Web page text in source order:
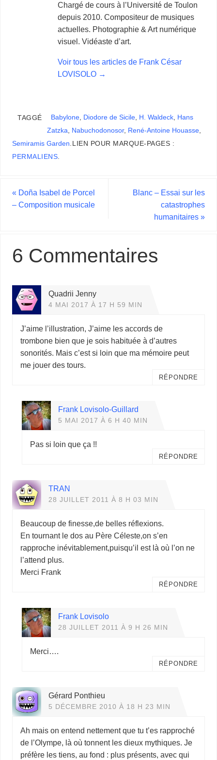
Chargé de cours à l’Université de Toulon
depuis 2010. Compositeur de musiques
actuelles. Photographie & Art numérique
visuel. Vidéaste d’art.
Voir tous les articles de Frank César
LOVISOLO →
TAGGÉ Babylone, Diodore de Sicile, H. Waldeck, Hans
Zatzka, Nabuchodonosor, René-Antoine Houasse,
Semiramis Garden. LIEN POUR MARQUE-PAGES :
PERMALIENS.
« Doña Isabel de Porcel
– Composition musicale
Blanc – Essai sur les
catastrophes
humanitaires »
6 Commentaires
Quadrii Jenny
4 MAI 2017 À 17 H 59 MIN
J’aime l’illustration, J’aime les accords de
trombone bien que je sois habituée à d’autres
sonorités. Mais c’est si loin que ma mémoire peut
me jouer des tours.
RÉPONDRE
Frank Lovisolo-Guillard
5 MAI 2017 À 6 H 40 MIN
Pas si loin que ça !!
RÉPONDRE
TRAN
28 JUILLET 2011 À 8 H 03 MIN
Beaucoup de finesse,de belles réflexions.
En tournant le dos au Père Céleste,on s’en
rapproche inévitablement,puisqu’il est là où l’on ne
l’attend plus.
Merci Frank
RÉPONDRE
Frank Lovisolo
28 JUILLET 2011 À 9 H 26 MIN
Merci….
RÉPONDRE
Gérard Ponthieu
5 DÉCEMBRE 2010 À 18 H 23 MIN
Ah mais on entend nettement que tu t’es rapproché
de l’Olympe, là où tonnent les dieux mythiques. Je
préfère les tiens, au fond : plus présents, avec qui